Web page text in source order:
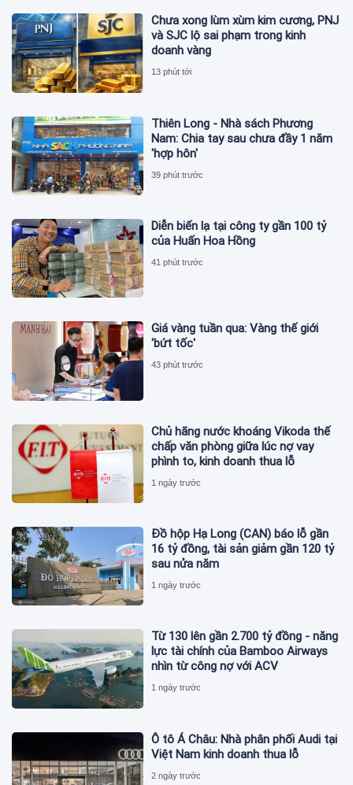
Chưa xong lùm xùm kim cương, PNJ
và SJC lộ sai phạm trong kinh
doanh vàng
13 phút tới
Thiên Long - Nhà sách Phương
Nam: Chia tay sau chưa đầy 1 năm
'hợp hôn'
39 phút trước
Diễn biến lạ tại công ty gần 100 tỷ
của Huấn Hoa Hồng
41 phút trước
Giá vàng tuần qua: Vàng thế giới
'bứt tốc'
43 phút trước
Chủ hãng nước khoáng Vikoda thế
chấp văn phòng giữa lúc nợ vay
phình to, kinh doanh thua lỗ
1 ngày trước
Đồ hộp Hạ Long (CAN) báo lỗ gần
16 tỷ đồng, tài sản giảm gần 120 tỷ
sau nửa năm
1 ngày trước
Từ 130 lên gần 2.700 tỷ đồng - năng
lực tài chính của Bamboo Airways
nhìn từ công nợ với ACV
1 ngày trước
Ô tô Á Châu: Nhà phân phối Audi tại
Việt Nam kinh doanh thua lỗ
2 ngày trước